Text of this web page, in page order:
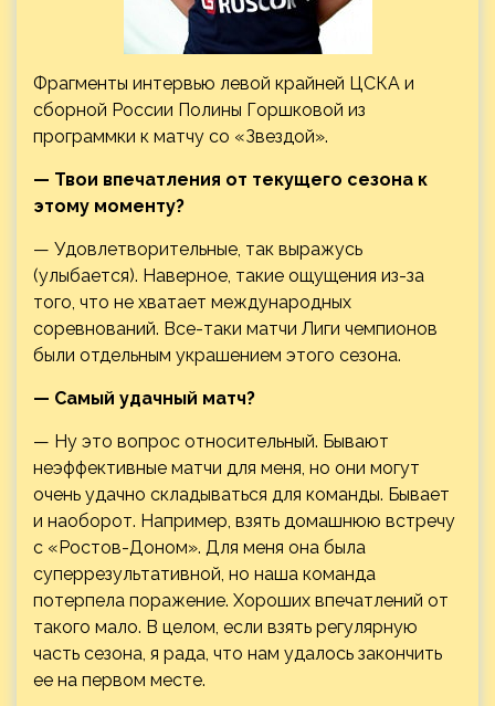
Фрагменты интервью левой крайней ЦСКА и
сборной России Полины Горшковой из
программки к матчу со «Звездой».
— Твои впечатления от текущего сезона к
этому моменту?
— Удовлетворительные, так выражусь
(улыбается). Наверное, такие ощущения из-за
того, что не хватает международных
соревнований. Все-таки матчи Лиги чемпионов
были отдельным украшением этого сезона.
— Самый удачный матч?
— Ну это вопрос относительный. Бывают
неэффективные матчи для меня, но они могут
очень удачно складываться для команды. Бывает
и наоборот. Например, взять домашнюю встречу
с «Ростов-Доном». Для меня она была
суперрезультативной, но наша команда
потерпела поражение. Хороших впечатлений от
такого мало. В целом, если взять регулярную
часть сезона, я рада, что нам удалось закончить
ее на первом месте.